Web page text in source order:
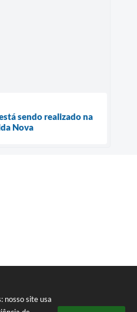
nosso site usa
sendo realizado na
Nova